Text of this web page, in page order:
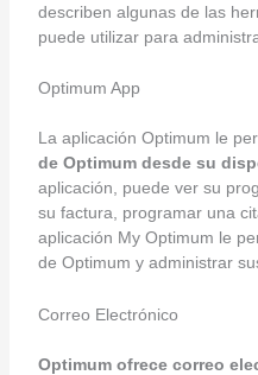
describen algunas de las
puede utilizar para
Optimum App
La aplicación Optimum le
de Optimum desde su
aplicación, puede ver su
su factura, programar una
aplicación My Optimum le
de Optimum y administrar
Correo Electrónico
Optimum ofrece correo